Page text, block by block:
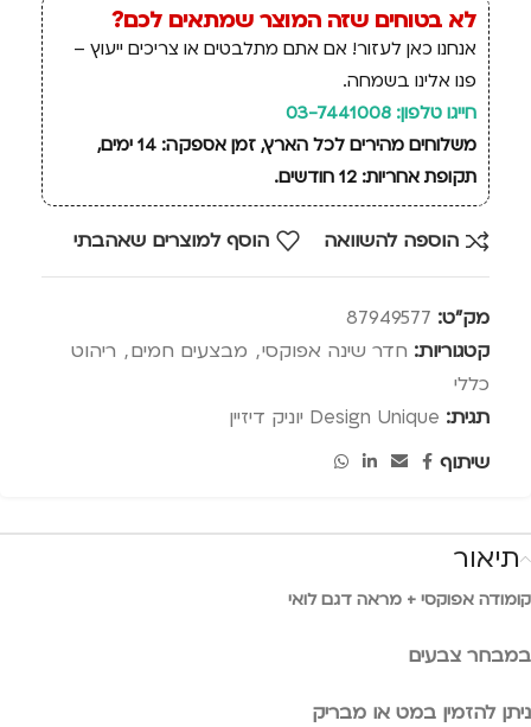
לא בטוחים שזה המוצר שמתאים לכם?
אנחנו כאן לעזור! אם אתם מתלבטים או צריכים ייעוץ –
פנו אלינו בשמחה.
חייגו טלפון: 03-7441008
משלוחים מהירים לכל הארץ, זמן אספקה: 14 ימים,
תקופת אחריות: 12 חודשים.
הוספה להשוואה הוסף למוצרים שאהבתי
מק"ט: 87949577
קטגוריות: חדר שינה אפוקסי, מבצעים חמים, ריהוט
כללי
תגית: Design Unique יוניק דיזיין
שיתוף
תיאור
קומודה אפוקסי + מראה דגם לואי
במבחר צבעים
ניתן להזמין במט או מבריק